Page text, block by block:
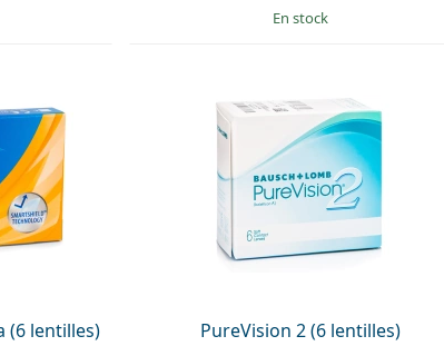
en stock
(6 lentilles) PureVision 2 (6 lentilles)